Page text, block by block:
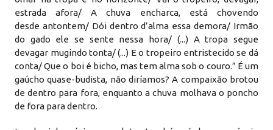
estrada afora/ A chuva encharca, está chovendo
desde antontem/ Dói dentro d’alma essa demora/ Irmão
do gado ele se sente nessa hora/ (...) A tropa segue
devagar mugindo tonta/ (...) E o tropeiro entristecido se dá
conta/ Que o boi é bicho, mas tem alma sob o couro.” É um
gaúcho quase-budista, não diríamos? A compaixão brotou
de dentro para fora, enquanto a chuva molhava o poncho
de fora para dentro.